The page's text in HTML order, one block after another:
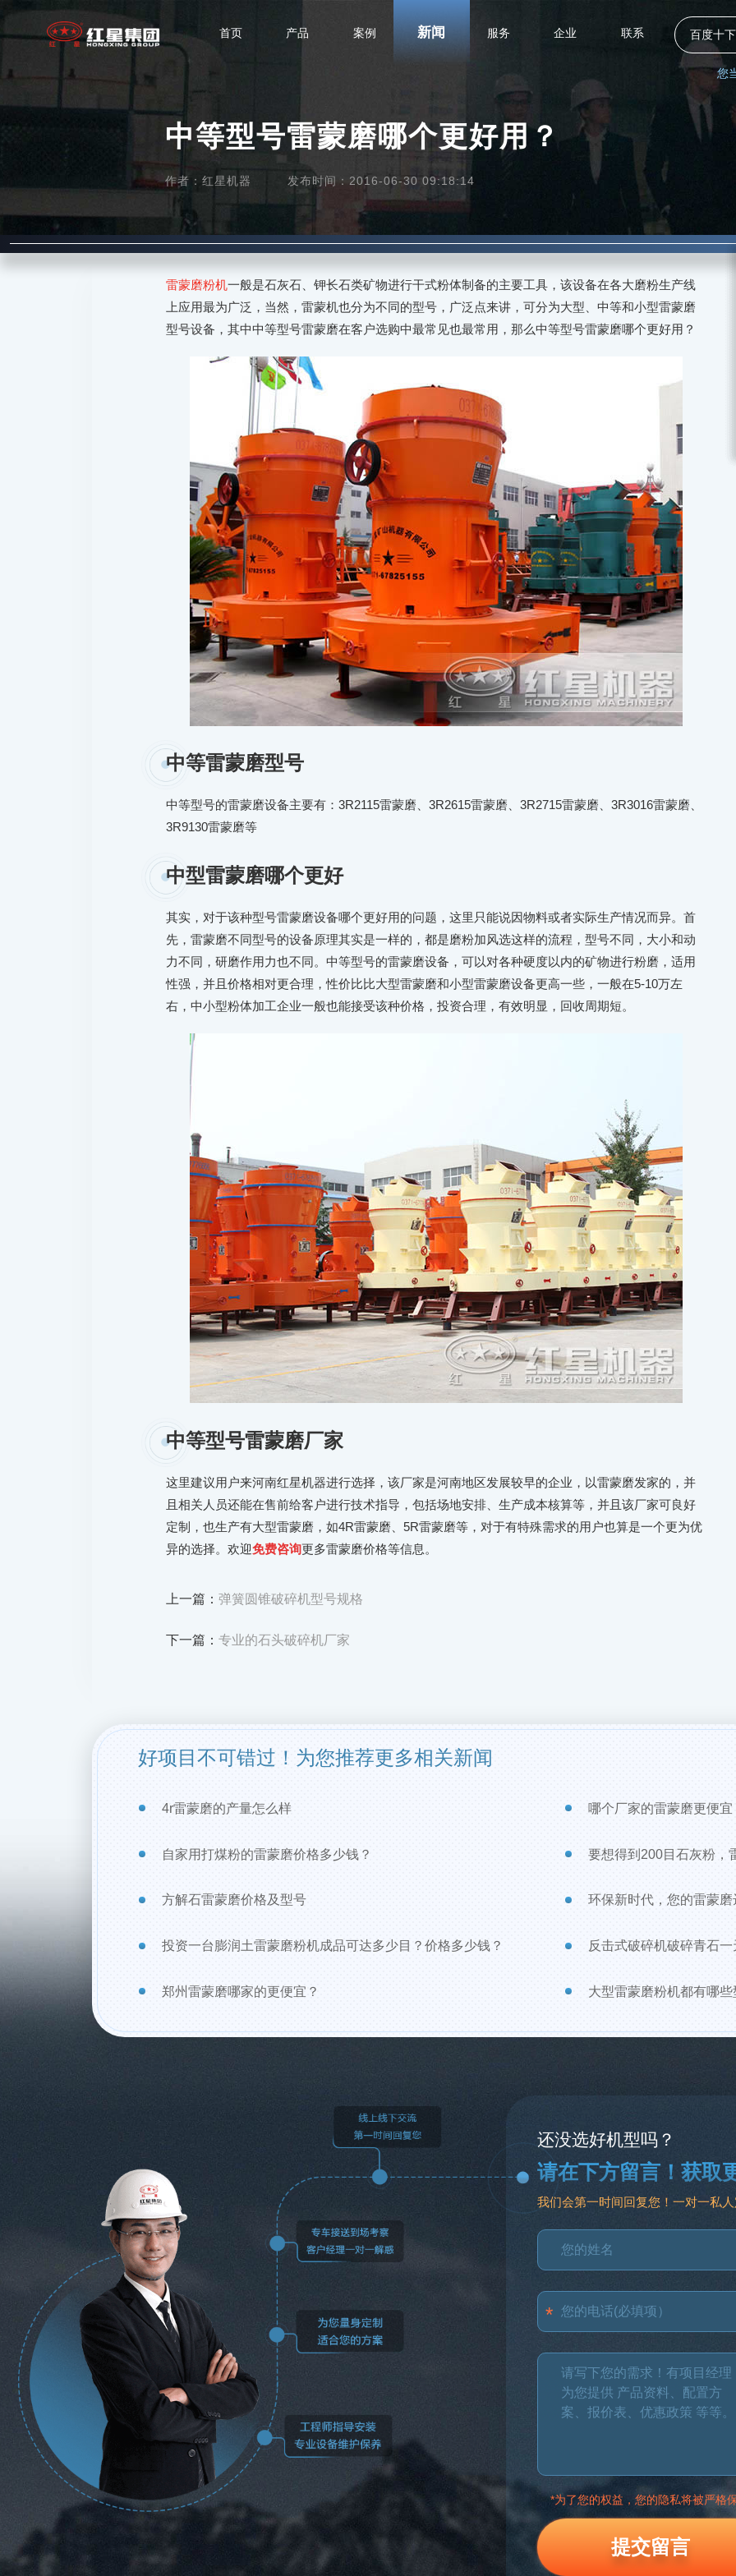
首页 产品 案例 新闻 服务 企业 联系 百度十
您
中等型号雷蒙磨哪个更好用？
作者：红星机器 发布时间：2016-06-30 09:18:14
雷蒙磨粉机一般是石灰石、钾长石类矿物进行干式粉体制备的主要工具，该设备在各大磨粉生产线
上应用最为广泛，当然，雷蒙机也分为不同的型号，广泛点来讲，可分为大型、中等和小型雷蒙磨
型号设备，其中中等型号雷蒙磨在客户选购中最常见也最常用，那么中等型号雷蒙磨哪个更好用？
中等雷蒙磨型号
中等型号的雷蒙磨设备主要有：3R2115雷蒙磨、3R2615雷蒙磨、3R2715雷蒙磨、3R3016雷蒙磨、
3R9130雷蒙磨等
中型雷蒙磨哪个更好
其实，对于该种型号雷蒙磨设备哪个更好用的问题，这里只能说因物料或者实际生产情况而异。首
先，雷蒙磨不同型号的设备原理其实是一样的，都是磨粉加风选这样的流程，型号不同，大小和动
力不同，研磨作用力也不同。中等型号的雷蒙磨设备，可以对各种硬度以内的矿物进行粉磨，适用
性强，并且价格相对更合理，性价比比大型雷蒙磨和小型雷蒙磨设备更高一些，一般在5-10万左
右，中小型粉体加工企业一般也能接受该种价格，投资合理，有效明显，回收周期短。
中等型号雷蒙磨厂家
这里建议用户来河南红星机器进行选择，该厂家是河南地区发展较早的企业，以雷蒙磨发家的，并
且相关人员还能在售前给客户进行技术指导，包括场地安排、生产成本核算等，并且该厂家可良好
定制，也生产有大型雷蒙磨，如4R雷蒙磨、5R雷蒙磨等，对于有特殊需求的用户也算是一个更为优
异的选择。欢迎免费咨询更多雷蒙磨价格等信息。
上一篇： 弹簧圆锥破碎机型号规格
下一篇： 专业的石头破碎机厂家
好项目不可错过！为您推荐更多相关新闻
4r雷蒙磨的产量怎么样 哪个厂家的雷蒙磨更便宜
自家用打煤粉的雷蒙磨价格多少钱？ 要想得到200目石灰粉，
方解石雷蒙磨价格及型号 环保新时代，您的雷蒙磨
投资一台膨润土雷蒙磨粉机成品可达多少目？价格多少钱？ 反击式破碎机破碎青石
郑州雷蒙磨哪家的更便宜？ 大型雷蒙磨粉机都有哪
还没选好机型吗？
请在下方留言！获取
我们会第一时间回复您！一对一私
*为了您的权益，您的隐私将被严格
提交留言